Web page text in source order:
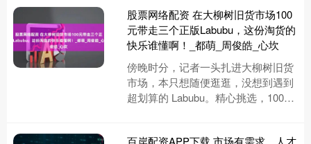
股票网络配资 在大柳树旧货市场100
元带走三个正版Labubu，这份淘货的
快乐谁懂啊！_都萌_周俊皓_心坎
傍晚时分，记者一头扎进大柳树旧货
市场，本只想随便逛逛，没想到遇到
超划算的 Labubu。精心挑选，100元